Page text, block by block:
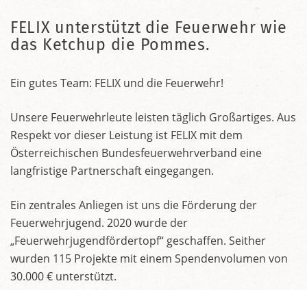
FELIX unterstützt die Feuerwehr wie
das Ketchup die Pommes.
Ein gutes Team: FELIX und die Feuerwehr!
Unsere Feuerwehrleute leisten täglich Großartiges. Aus
Respekt vor dieser Leistung ist FELIX mit dem
Österreichischen Bundesfeuerwehrverband eine
langfristige Partnerschaft eingegangen.
Ein zentrales Anliegen ist uns die Förderung der
Feuerwehrjugend. 2020 wurde der
„Feuerwehrjugendfördertopf“ geschaffen. Seither
wurden 115 Projekte mit einem Spendenvolumen von
30.000 € unterstützt.